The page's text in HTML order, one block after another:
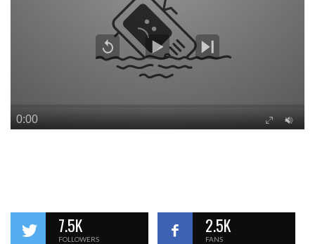
7.5K
FOLLOWERS
2.5K
FANS